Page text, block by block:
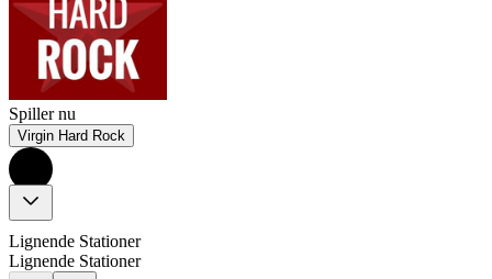
Spiller nu
Virgin Hard Rock
Lignende Stationer
Lignende Stationer